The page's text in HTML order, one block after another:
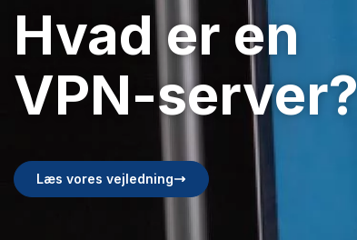
Hvad er en
VPN-server?
Læs vores vejledning